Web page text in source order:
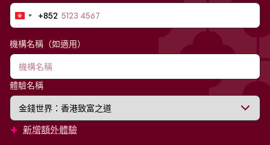
Hong
Kong
SAR
China
+852
+852
機構名稱（如適用）
體驗名稱
+ 新增額外體驗